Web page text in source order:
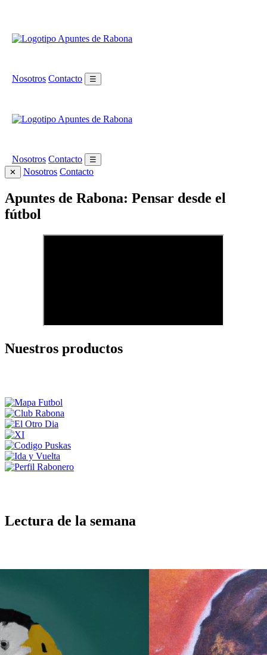
Nosotros Contacto ☰
Nosotros Contacto
☰
✕
Nosotros Contacto
Apuntes de Rabona: Pensar desde el
fútbol
Nuestros productos
Lectura de la semana